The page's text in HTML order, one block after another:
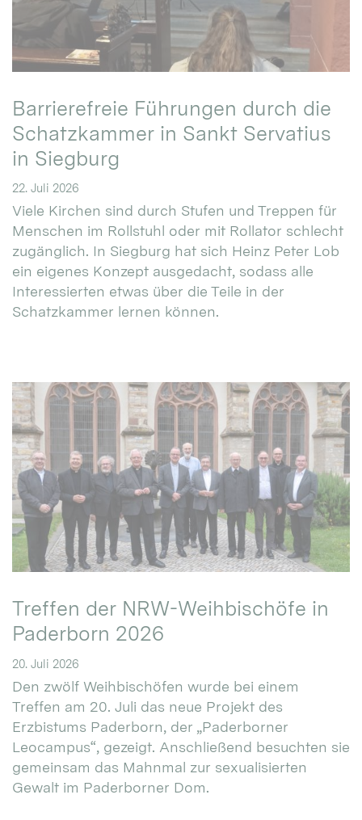
Barrierefreie Führungen durch die
Schatzkammer in Sankt Servatius
in Siegburg
22. Juli 2026
Viele Kirchen sind durch Stufen und Treppen für
Menschen im Rollstuhl oder mit Rollator schlecht
zugänglich. In Siegburg hat sich Heinz Peter Lob
ein eigenes Konzept ausgedacht, sodass alle
Interessierten etwas über die Teile in der
Schatzkammer lernen können.
Treffen der NRW-Weihbischöfe in
Paderborn 2026
20. Juli 2026
Den zwölf Weihbischöfen wurde bei einem
Treffen am 20. Juli das neue Projekt des
Erzbistums Paderborn, der „Paderborner
Leocampus“, gezeigt. Anschließend besuchten sie
gemeinsam das Mahnmal zur sexualisierten
Gewalt im Paderborner Dom.